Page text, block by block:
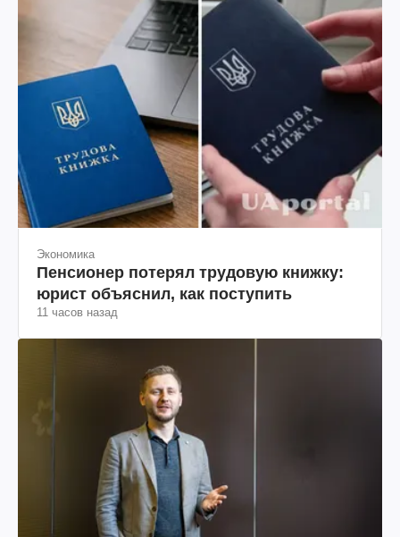
Экономика
Пенсионер потерял трудовую книжку:
юрист объяснил, как поступить
11 часов назад